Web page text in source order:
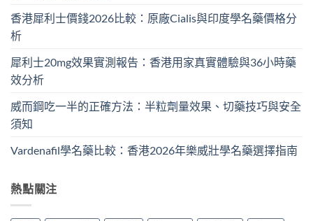
香港犀利士價錢2026比較：原廠Cialis與印度學名藥價格分
析
犀利士20mg效果實測報告：香港用家真實體驗與36小時藥
效分析
威而鋼吃一半的正確方法：半粒劑量效果、切藥技巧與安全
須知
Vardenafil學名藥比較：香港2026年樂威壯學名藥選擇指南
熱點關注